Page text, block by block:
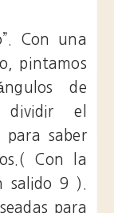
Con una
pintamos
de
dividir el
para saber
Con la
salido 9 ).
para